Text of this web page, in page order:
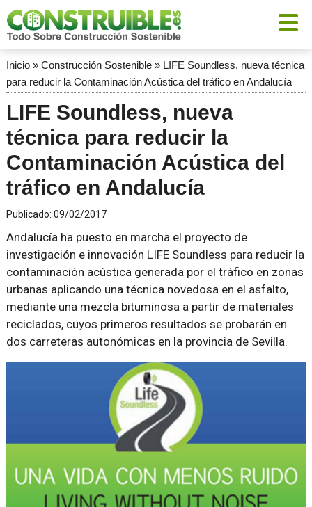
Inicio» Construcción Sostenible» LIFE Soundless, nueva técnica
para reducir la Contaminación Acústica del tráfico en Andalucía
LIFE Soundless, nueva
técnica para reducir la
Contaminación Acústica del
tráfico en Andalucía
Publicado: 09/02/2017
Andalucía ha puesto en marcha el proyecto de
investigación e innovación LIFE Soundless para reducir la
contaminación acústica generada por el tráfico en zonas
urbanas aplicando una técnica novedosa en el asfalto,
mediante una mezcla bituminosa a partir de materiales
reciclados, cuyos primeros resultados se probarán en
dos carreteras autonómicas en la provincia de Sevilla.